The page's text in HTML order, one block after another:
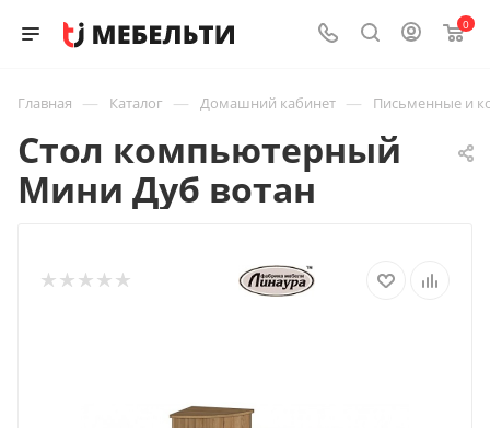
0
Главная — Каталог — Домашний кабинет — Письменные и
Стол компьютерный
Мини Дуб вотан